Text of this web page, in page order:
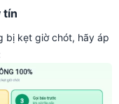
tín
bị kẹt giờ chót, hãy áp